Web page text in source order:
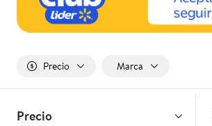
Precio Marca
Precio